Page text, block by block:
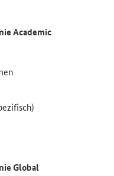
Academic
Global